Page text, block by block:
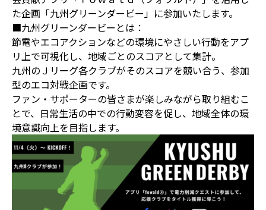
た企画「九州グリーンダービー」に参加いたします。
■九州グリーンダービーとは：
節電やエコアクションなどの環境にやさしい行動をアプ
リ上で可視化し、地域ごとのスコアとして集計。
九州のＪリーグ各クラブがそのスコアを競い合う、参加
型のエコ対戦企画です。
ファン・サポーターの皆さまが楽しみながら取り組むこ
とで、日常生活の中での行動変容を促し、地域全体の環
境意識向上を目指します。